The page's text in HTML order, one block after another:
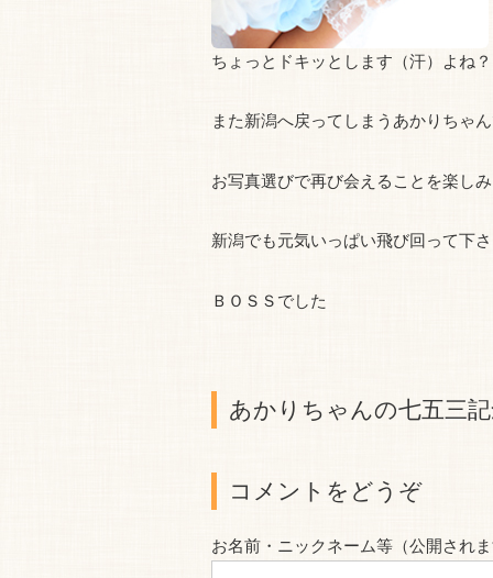
ちょっとドキッとします（汗）よね？
また新潟へ戻ってしまうあかりちゃ
お写真選びで再び会えることを楽し
新潟でも元気いっぱい飛び回って下
ＢＯＳＳでした
あかりちゃんの七五三
コメントをどうぞ
お名前・ニックネーム等（公開され